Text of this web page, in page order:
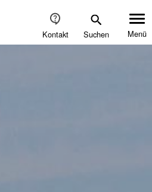
Kontakt Menü